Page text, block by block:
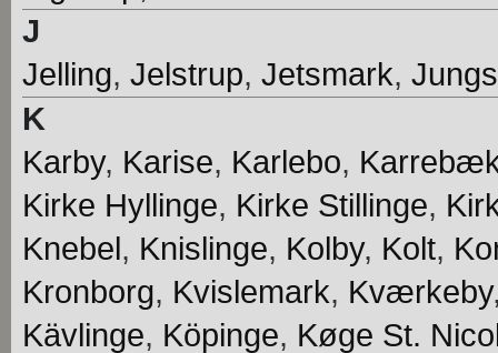
J
Jelling, Jelstrup, Jetsmark,
K
Karby, Karise, Karlebo,
Kirke Hyllinge, Kirke Stillinge,
Knebel, Knislinge, Kolby, Kolt,
Kronborg, Kvislemark, Kværkeby
Kävlinge, Köpinge, Køge St.